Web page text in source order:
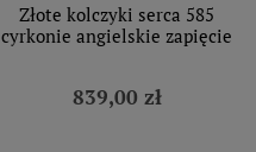
Złote kolczyki serca 585
cyrkonie angielskie zapięcie
839,00 zł